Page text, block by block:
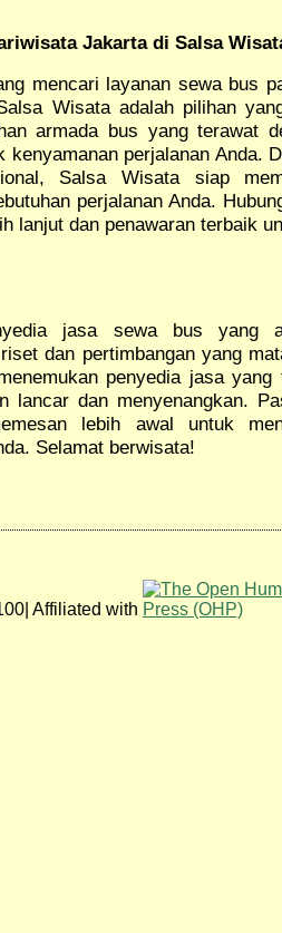
Jakarta di Salsa
mencari layanan sewa bus
Wisata adalah pilihan
armada bus yang terawat
kenyamanan perjalanan Anda.
Salsa Wisata siap
perjalanan Anda.
lanjut dan penawaran terbaik
jasa sewa bus yang
dan pertimbangan yang
penyedia jasa
lancar dan menyenangkan.
lebih awal untuk
Selamat berwisata!
Affiliated with